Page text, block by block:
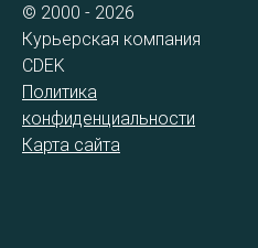
© 2000 - 2026
Курьерская компания
CDEK
Политика
конфиденциальности
Карта сайта